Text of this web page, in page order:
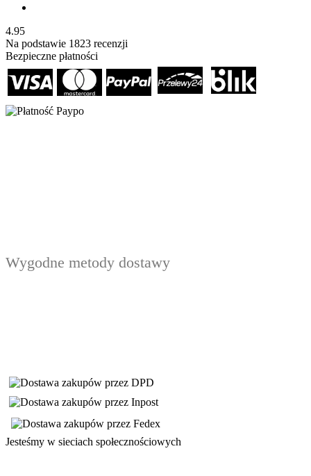
4.95
Na podstawie 1823 recenzji
Bezpieczne płatności
Wygodne metody dostawy
Jesteśmy w sieciach społecznościowych